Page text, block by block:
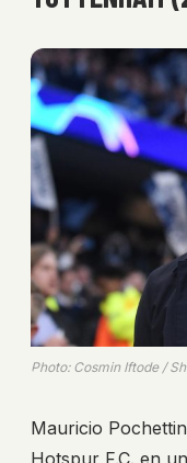
Photo: Cosmin Iftode /
Mauricio